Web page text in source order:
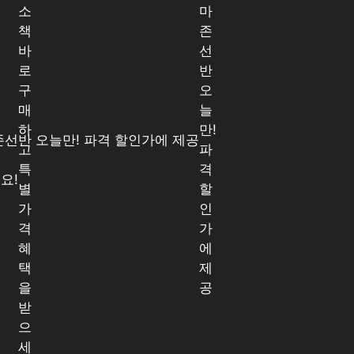
소
책
바
로
구
매
하
고
특
별
가
격
혜
택
을
받
으
세
마
존
선
반
오
늘
만!
파
격
할
인
가
에
제
공